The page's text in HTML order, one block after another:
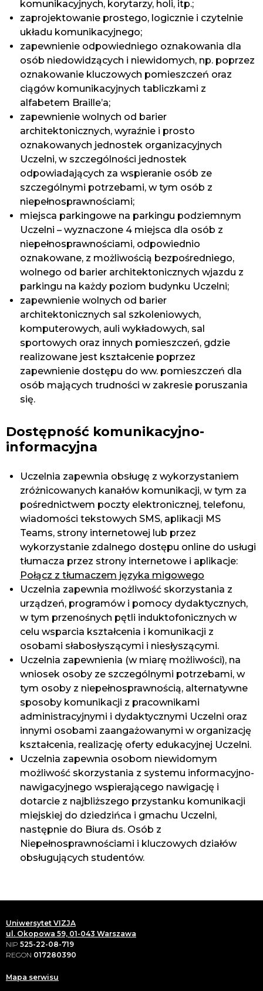
komunikacyjnych, korytarzy, holi, itp.;
zaprojektowanie prostego, logicznie i czytelnie
układu komunikacyjnego;
zapewnienie odpowiedniego oznakowania dla
osób niedowidzących i niewidomych, np. poprzez
oznakowanie kluczowych pomieszczeń oraz
ciągów komunikacyjnych tabliczkami z
alfabetem Braille’a;
zapewnienie wolnych od barier
architektonicznych, wyraźnie i prosto
oznakowanych jednostek organizacyjnych
Uczelni, w szczególności jednostek
odpowiadających za wspieranie osób ze
szczególnymi potrzebami, w tym osób z
niepełnosprawnościami;
miejsca parkingowe na parkingu podziemnym
Uczelni – wyznaczone 4 miejsca dla osób z
niepełnosprawnościami, odpowiednio
oznakowane, z możliwością bezpośredniego,
wolnego od barier architektonicznych wjazdu z
parkingu na każdy poziom budynku Uczelni;
zapewnienie wolnych od barier
architektonicznych sal szkoleniowych,
komputerowych, auli wykładowych, sal
sportowych oraz innych pomieszczeń, gdzie
realizowane jest kształcenie poprzez
zapewnienie dostępu do ww. pomieszczeń dla
osób mających trudności w zakresie poruszania
się.
Dostępność komunikacyjno-
informacyjna
Uczelnia zapewnia obsługę z wykorzystaniem
zróżnicowanych kanałów komunikacji, w tym za
pośrednictwem poczty elektronicznej, telefonu,
wiadomości tekstowych SMS, aplikacji MS
Teams, strony internetowej lub przez
wykorzystanie zdalnego dostępu online do usługi
tłumacza przez strony internetowe i aplikacje:
Połącz z tłumaczem języka migowego
Uczelnia zapewnia możliwość skorzystania z
urządzeń, programów i pomocy dydaktycznych,
w tym przenośnych pętli induktofonicznych w
celu wsparcia kształcenia i komunikacji z
osobami słabosłyszącymi i niesłyszącymi.
Uczelnia zapewnienia (w miarę możliwości), na
wniosek osoby ze szczególnymi potrzebami, w
tym osoby z niepełnosprawnością, alternatywne
sposoby komunikacji z pracownikami
administracyjnymi i dydaktycznymi Uczelni oraz
innymi osobami zaangażowanymi w organizację
kształcenia, realizację oferty edukacyjnej Uczelni.
Uczelnia zapewnia osobom niewidomym
możliwość skorzystania z systemu informacyjno-
nawigacyjnego wspierającego nawigację i
dotarcie z najbliższego przystanku komunikacji
miejskiej do dziedzińca i gmachu Uczelni,
następnie do Biura ds. Osób z
Niepełnosprawnościami i kluczowych działów
obsługujących studentów.
Uniwersytet VIZJA
ul. Okopowa 59, 01-043 Warszawa
NIP 525-22-08-719
REGON 017280390
Mapa serwisu